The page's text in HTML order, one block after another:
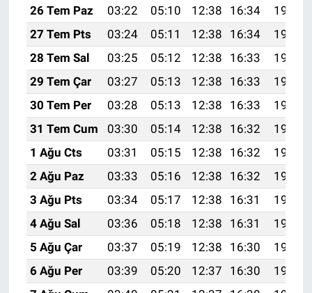
26 Tem Paz
03:22 05:10 12:38 16:34
19:56
27 Tem Pts
03:24 05:11 12:38 16:34
19:55
28 Tem Sal
03:25 05:12 12:38 16:33
19:55
29 Tem Çar
03:27 05:13 12:38 16:33
19:54
30 Tem Per
03:28 05:13 12:38 16:33
19:53
31 Tem Cum
03:30 05:14 12:38 16:32
19:51
1 Ağu Cts
03:31 05:15 12:38 16:32
19:50
2 Ağu Paz
03:33 05:16 12:38 16:32
19:49
3 Ağu Pts
03:34 05:17 12:38 16:31
19:48
4 Ağu Sal
03:36 05:18 12:38 16:31
19:47
5 Ağu Çar
03:37 05:19 12:38 16:30
19:46
6 Ağu Per
03:39 05:20 12:37 16:30
19:45